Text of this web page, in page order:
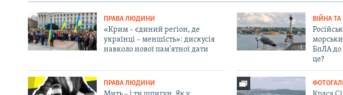
ПРАВА ЛЮДИНИ
«Крим – єдиний регіон, де
українці – меншість»: дискусія
навколо нової пам'ятної дати
ВІЙНА
БпЛА до
це?
ПРАВА ЛЮДИНИ